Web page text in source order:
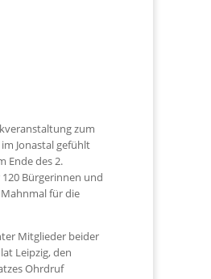
zum
Jonastal gefühlt
Ende des 2.
Bürgerinnen und
für die
Mitglieder beider
Leipzig, den
Ohrdruf